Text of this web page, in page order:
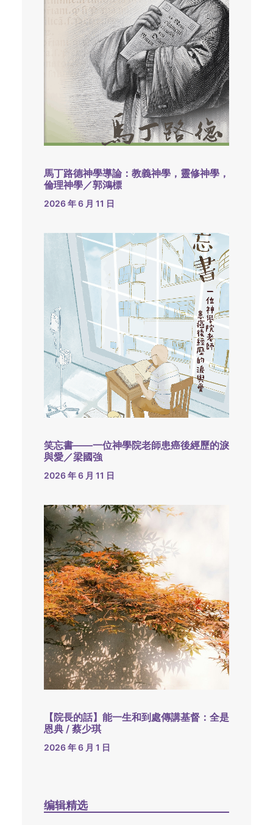
馬丁路德神學導論：教義神學，靈修神學，
倫理神學／郭鴻標
2026 年 6 月 11 日
笑忘書——一位神學院老師患癌後經歷的淚
與愛／梁國強
2026 年 6 月 11 日
【院長的話】能一生和到處傳講基督：全是
恩典 / 蔡少琪
2026 年 6 月 1 日
编辑精选